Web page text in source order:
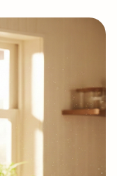
تمريه كونكريت